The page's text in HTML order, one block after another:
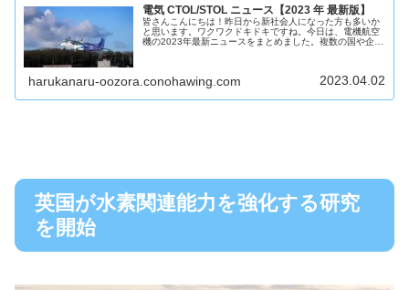
電気 CTOL/STOL ニュース【2023 年 最新版】
皆さんこんにちは！昨日から新社会人になった方も多いか
と思います。ワクワクドキドキですね。今日は、電機航空
機の2023年最新ニュースをまとめました。複数の国や企業
harukanaru-oozora.conohawing.com 2023.04.02
英国が水素関連能力を強化する研究
を開始